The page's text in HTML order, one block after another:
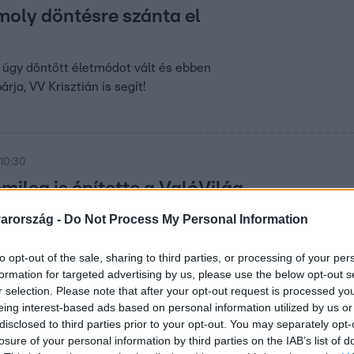
- Do Not Process My Personal Information
opt-out of the sale, sharing to third parties, or processing of your
for targeted advertising by us, please use the below opt-out
selection. Please note that after your opt-out request is processed
interest-based ads based on personal information utilized by us
to third parties prior to your opt-out. You may separately
of your personal information by third parties on the IAB’s list of
döntésre szánta el
úgy döntött életmódot vált és ebben
VV Krisztián is segít!
is építette a ValóVilág
hagyott az ex-villalakó az utókor számára.
és reflektorfénybe születtem”